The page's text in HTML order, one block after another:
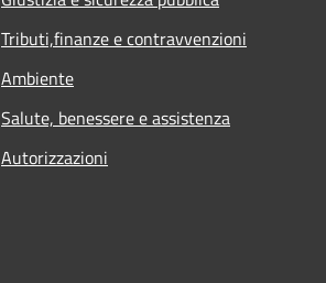
Tributi,finanze e contravvenzioni
Ambiente
Salute, benessere e assistenza
Autorizzazioni